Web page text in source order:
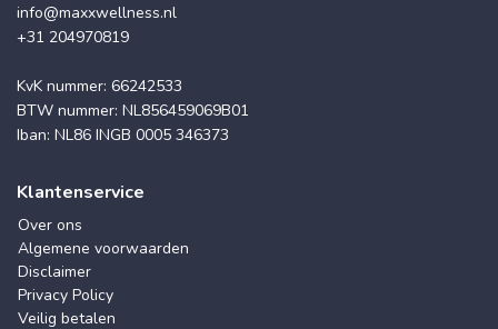
info@maxxwellness.nl
+31 204970819
KvK nummer: 66242533
BTW nummer: NL856459069B01
Iban: NL86 INGB 0005 346373
Klantenservice
Over ons
Algemene voorwaarden
Disclaimer
Privacy Policy
Veilig betalen